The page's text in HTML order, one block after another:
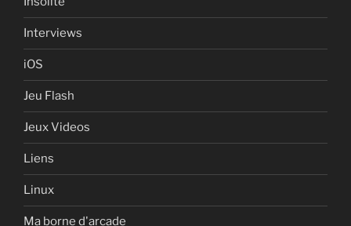
Interviews
iOS
Jeu Flash
Jeux Videos
Liens
Linux
Ma borne d'arcade